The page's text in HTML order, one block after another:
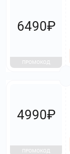
6490₽
ПРОМОКОД
4990₽
ПРОМОКОД